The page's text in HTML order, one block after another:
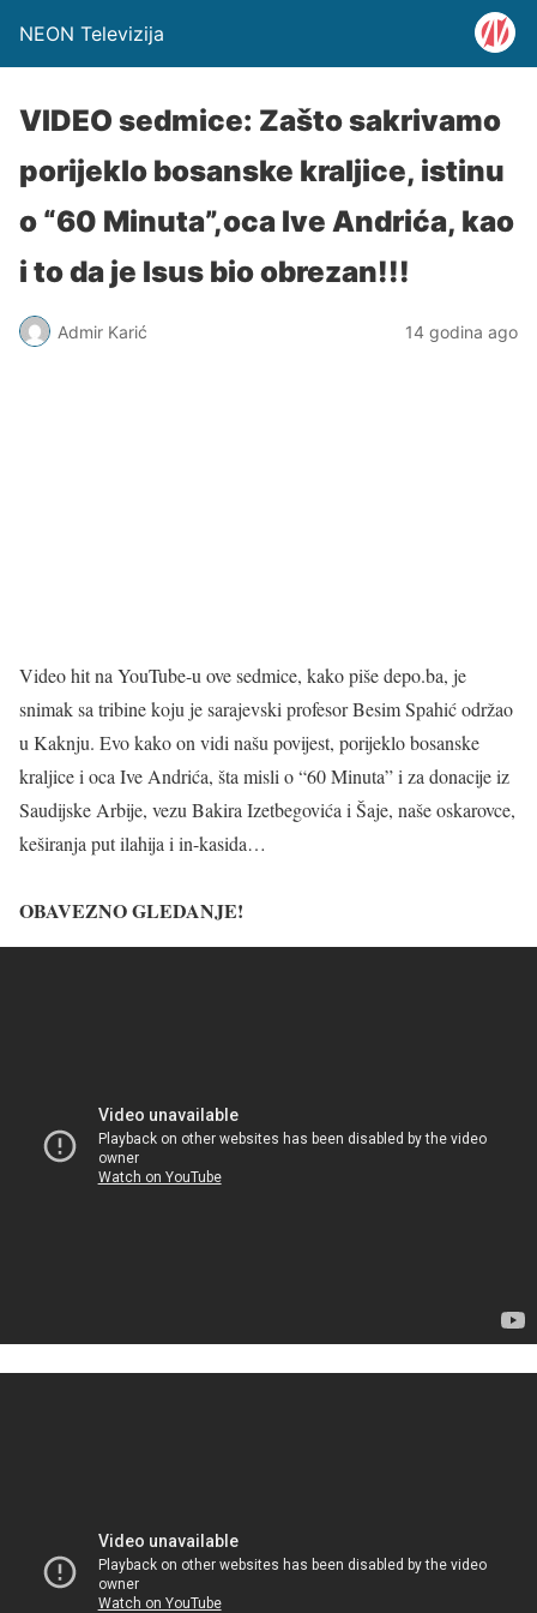
NEON Televizija
VIDEO sedmice: Zašto sakrivamo
porijeklo bosanske kraljice, istinu
o “60 Minuta”,oca Ive Andrića, kao
i to da je Isus bio obrezan!!!
Admir Karić 14 godina ago
Video hit na YouTube-u ove sedmice, kako piše depo.ba, je
snimak sa tribine koju je sarajevski profesor Besim Spahić održao
u Kaknju. Evo kako on vidi našu povijest, porijeklo bosanske
kraljice i oca Ive Andrića, šta misli o “60 Minuta” i za donacije iz
Saudijske Arbije, vezu Bakira Izetbegovića i Šaje, naše oskarovce,
keširanja put ilahija i in-kasida…
OBAVEZNO GLEDANJE!